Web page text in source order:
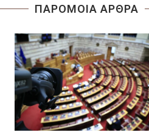
ΠΑΡΟΜΟΙΑ ΑΡΘΡΑ